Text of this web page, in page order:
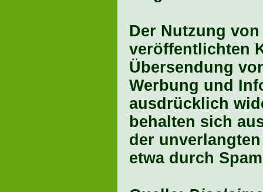
Der Nutzung
veröffentlichten
Übersendung
Werbung und
ausdrücklich
behalten sich
der
etwa durch